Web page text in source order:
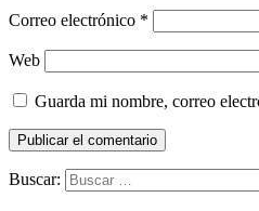
Correo electrónico *
Web
Guarda mi nombre, correo
Buscar: